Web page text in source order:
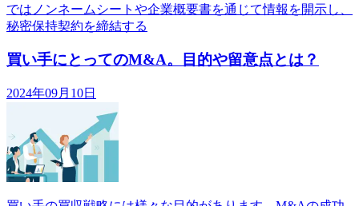
ではノンネームシートや企業概要書を通じて情報を開示し、
秘密保持契約を締結する
買い手にとってのM&A。目的や留意点とは？
2024年09月10日